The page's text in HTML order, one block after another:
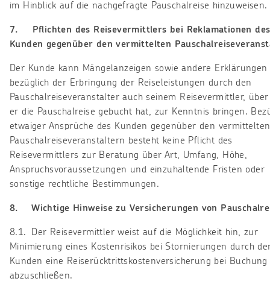
im Hinblick auf die nachgefragte Pauschalreise hinzuweisen.
7. Pflichten des Reisevermittlers bei Reklamationen des
Kunden gegenüber den vermittelten
Der Kunde kann Mängelanzeigen sowie andere Erklärungen
bezüglich der Erbringung der Reiseleistungen durch den
Pauschalreiseveranstalter auch seinem Reisevermittler,
er die Pauschalreise gebucht hat, zur Kenntnis bringen.
etwaiger Ansprüche des Kunden gegenüber den vermittelten
Pauschalreiseveranstaltern besteht keine Pflicht des
Reisevermittlers zur Beratung über Art, Umfang, Höhe,
Anspruchsvoraussetzungen und einzuhaltende Fristen oder
sonstige rechtliche Bestimmungen.
8. Wichtige Hinweise zu Versicherungen von
8.1. Der Reisevermittler weist auf die Möglichkeit hin, zur
Minimierung eines Kostenrisikos bei Stornierungen durch
Kunden eine Reiserücktrittskostenversicherung bei Buchung
abzuschließen.